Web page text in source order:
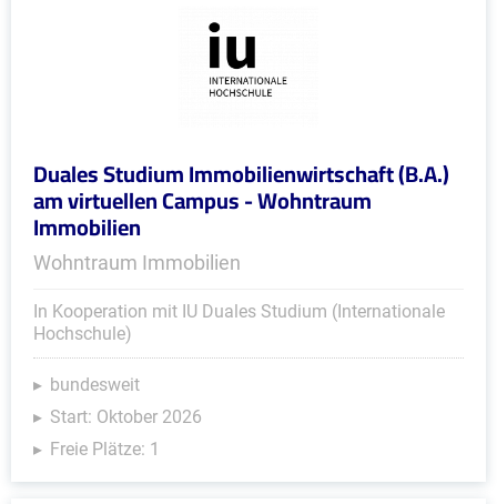
Duales Studium Immobilienwirtschaft (B.A.)
am virtuellen Campus - Wohntraum
Immobilien
Wohntraum Immobilien
In Kooperation mit IU Duales Studium (Internationale
Hochschule)
bundesweit
Start: Oktober 2026
Freie Plätze: 1